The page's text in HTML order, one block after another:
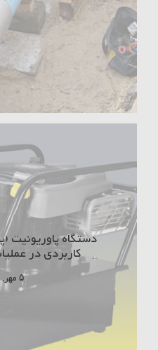
دستگاه
کاربردی در
۵ مهر, ۱۳۹۹